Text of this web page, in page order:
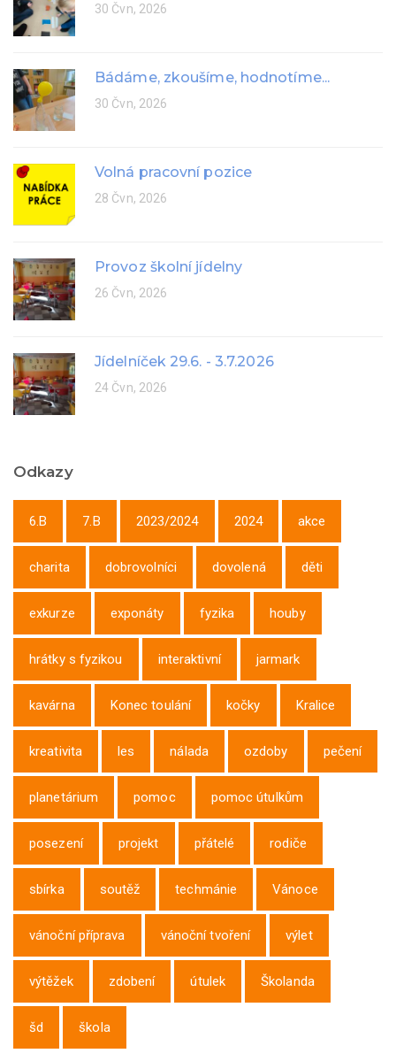
30 Čvn, 2026
Bádáme, zkoušíme, hodnotíme...
30 Čvn, 2026
Volná pracovní pozice
28 Čvn, 2026
Provoz školní jídelny
26 Čvn, 2026
Jídelníček 29.6. - 3.7.2026
24 Čvn, 2026
Odkazy
6.B 7.B 2023/2024 2024 akce
charita dobrovolníci dovolená děti
exkurze exponáty fyzika houby
hrátky s fyzikou interaktivní jarmark
kavárna Konec toulání kočky Kralice
kreativita les nálada ozdoby pečení
planetárium pomoc pomoc útulkům
posezení projekt přátelé rodiče
sbírka soutěž techmánie Vánoce
vánoční příprava vánoční tvoření výlet
výtěžek zdobení útulek Školanda
šd škola